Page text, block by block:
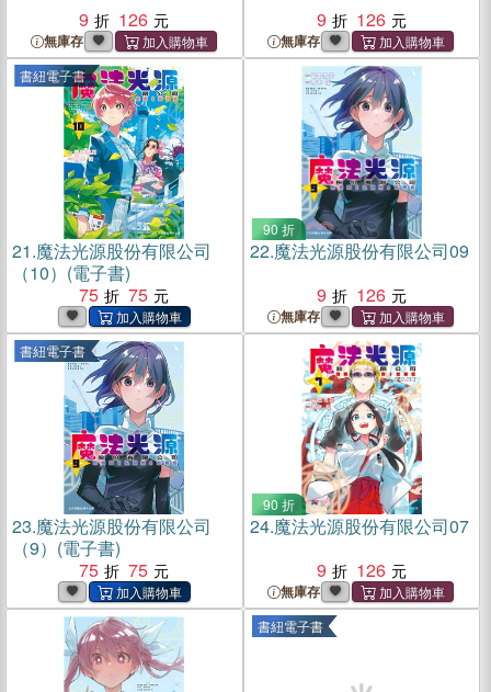
9 126
無庫存
9 126
無庫存
書紐電子書
21.魔法光源股份有限公司
（10）(電子書)
75
75
90 折
22.魔法光源股份有限公司09
9
126
無庫存
書紐電子書
23.魔法光源股份有限公司
（9）(電子書)
75
75
90 折
24.魔法光源股份有限公司07
9
126
無庫存
書紐電子書